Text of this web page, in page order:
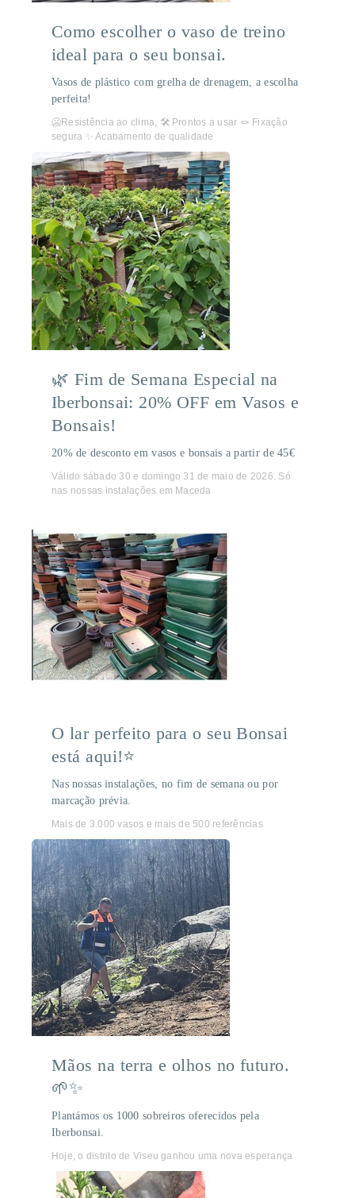
Como escolher o vaso de treino
ideal para o seu bonsai.
Vasos de plástico com grelha de drenagem, a escolha
perfeita!
🥶Resistência ao clima, 🛠️ Prontos a usar 🪢 Fixação
segura ✨ Acabamento de qualidade
🌿 Fim de Semana Especial na
Iberbonsai: 20% OFF em Vasos e
Bonsais!
20% de desconto em vasos e bonsais a partir de 45€
Válido sábado 30 e domingo 31 de maio de 2026. Só
nas nossas instalações em Maceda
O lar perfeito para o seu Bonsai
está aqui!⭐
Nas nossas instalações, no fim de semana ou por
marcação prévia.
Mais de 3.000 vasos e mais de 500 referências
Mãos na terra e olhos no futuro.
🌱✨
Plantámos os 1000 sobreiros oferecidos pela
Iberbonsai.
Hoje, o distrito de Viseu ganhou uma nova esperança